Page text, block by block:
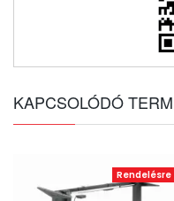
KAPCSOLÓDÓ
Rendelésre